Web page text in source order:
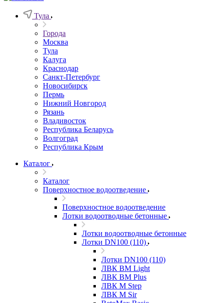
Тула
Города
Москва
Тула
Калуга
Краснодар
Санкт-Петербург
Новосибирск
Пермь
Нижний Новгород
Рязань
Владивосток
Республика Беларусь
Волгоград
Республика Крым
Каталог
Каталог
Поверхностное водоотведение
Поверхностное водоотведение
Лотки водоотводные бетонные
Лотки водоотводные бетонные
Лотки DN100 (110)
Лотки DN100 (110)
ЛВК ВМ Light
ЛВК ВМ Plus
ЛВК М Step
ЛВК М Sir